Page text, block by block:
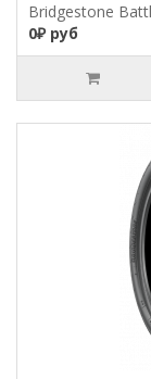
Bridgestone
0₽ руб